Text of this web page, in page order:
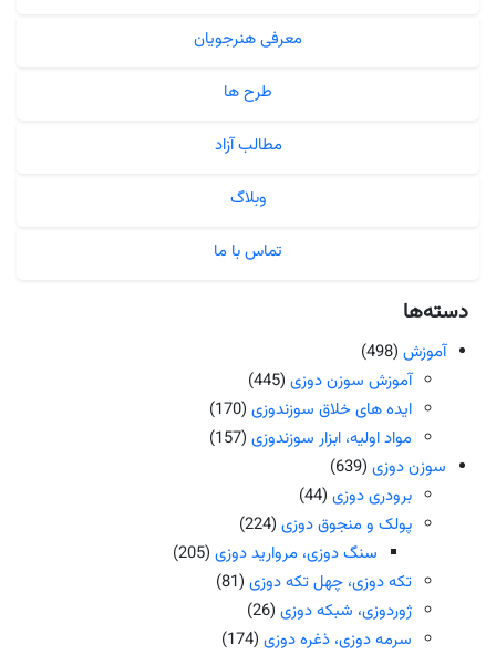
معرفی هنرجویان
طرح ها
مطالب آزاد
وبلاگ
تماس با ما
دسته‌ها
آموزش (498)
آموزش سوزن دوزی (445)
ایده های خلاق سوزندوزی (170)
مواد اولیه، ابزار سوزندوزی (157)
سوزن دوزی (639)
برودری دوزی (44)
پولک و منجوق دوزی (224)
سنگ دوزی، مروارید دوزی(205)
تکه دوزی، چهل تکه دوزی (81)
ژوردوزی، شبکه دوزی (26)
سرمه دوزی، ذغره دوزی (174)